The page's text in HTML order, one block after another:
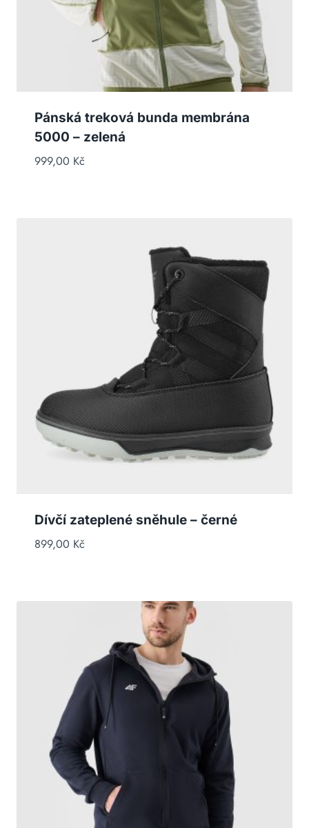
Pánská treková bunda membrána
5000 – zelená
999,00 Kč
Dívčí zateplené sněhule – černé
899,00 Kč